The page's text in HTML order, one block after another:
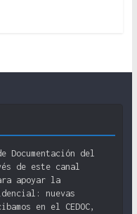
Documentación del
de este canal
apoyar la
nuevas
en el CEDOC,